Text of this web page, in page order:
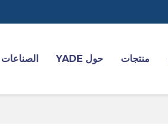
منتجات حول YADE الصناعات